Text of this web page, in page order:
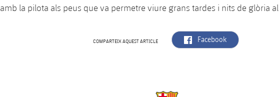
amb la pilota als peus que va permetre viure grans tardes i nits de glòria
COMPARTEIX AQUEST ARTICLE label.aria.facebook
Facebook